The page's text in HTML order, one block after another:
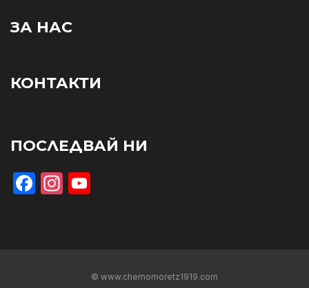
ЗА НАС
КОНТАКТИ
ПОСЛЕДВАЙ НИ
Facebook
Instagram
© www.chernomoretz1919.com